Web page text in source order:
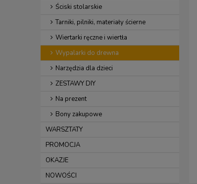
Ściski stolarskie
Tarniki, pilniki, materiały ścierne
Wiertarki ręczne i wiertła
Wypalarki do drewna
Narzędzia dla dzieci
ZESTAWY DIY
Na prezent
Bony zakupowe
WARSZTATY
PROMOCJA
OKAZJE
NOWOŚCI